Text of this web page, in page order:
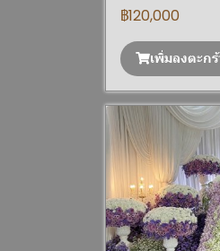
฿120,000
เพิ่มลงตะก